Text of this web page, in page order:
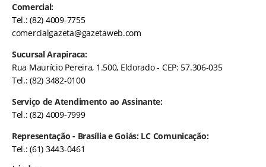
Comercial:
Tel.: (82) 4009-7755
comercialgazeta@gazetaweb.com
Sucursal Arapiraca:
Rua Maurício Pereira, 1.500, Eldorado - CEP: 57.306-035
Tel.: (82) 3482-0100
Serviço de Atendimento ao Assinante:
Tel.: (82) 4009-7999
Representação - Brasília e Goiás: LC Comunicação:
Tel.: (61) 3443-0461